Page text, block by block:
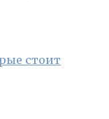
стоит